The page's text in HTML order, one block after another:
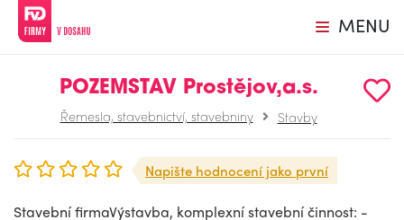
MENU
POZEMSTAV Prostějov,a.s.
Řemesla, stavebnictví, stavebniny Stavby
Napište hodnocení jako první
Stavební firmaVýstavba, komplexní stavební činnost: -